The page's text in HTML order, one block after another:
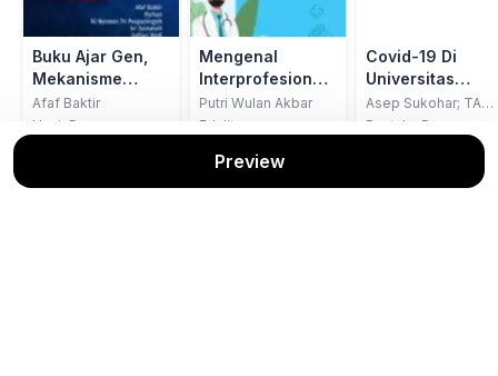
Buku Ajar Gen,
Mekanisme
Ekspresi, dan
Regulasinya
Afaf Baktir
Unair Press
Mengenal
Interprofesional
Education dan
Collaboration
Kedokteran dan
Kesehatan
Putri Wulan Akbar
Edulitera
Stok: 1/1
Covid-19 Di
Universitas
Lampung;
Masalah dan
Asep Sukohar; TA
Larasati
Pustaka Panasea
Preview